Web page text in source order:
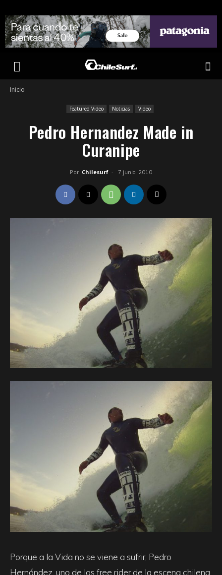
Inicio
Featured Video Noticias Video
Pedro Hernandez Made in
Curanipe
Por Chilesurf - 7 junio, 2010
Porque a la Vida no se viene a sufrir, Pedro
Hernández, uno de los free rider de la escena chilena